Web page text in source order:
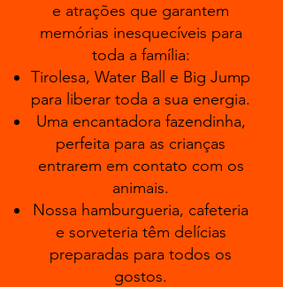
e atrações que garantem
memórias inesquecíveis para
toda a família:
Tirolesa, Water Ball e Big Jump
para liberar toda a sua energia.
Uma encantadora fazendinha,
perfeita para as crianças
entrarem em contato com os
animais.
Nossa hamburgueria, cafeteria
e sorveteria têm delícias
preparadas para todos os
gostos.